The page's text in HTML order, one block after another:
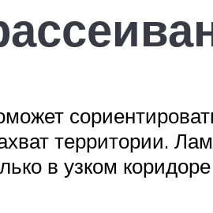
территории.
в узком